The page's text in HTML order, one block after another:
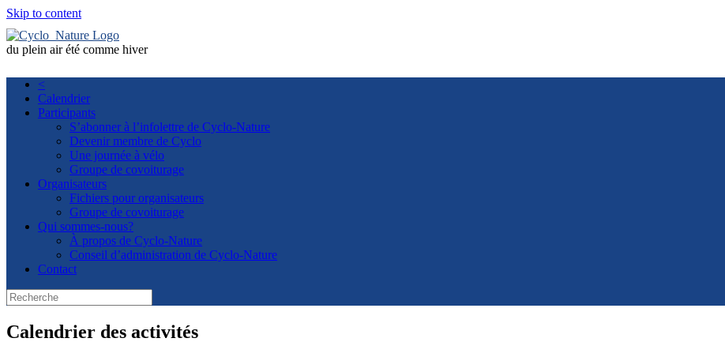
Skip to content
du plein air été comme hiver
<
Calendrier
Participants
S’abonner à l’infolettre de Cyclo-Nature
Devenir membre de Cyclo
Une journée à vélo
Groupe de covoiturage
Organisateurs
Fichiers pour organisateurs
Groupe de covoiturage
Qui sommes-nous?
À propos de Cyclo-Nature
Conseil d’administration de Cyclo-Nature
Contact
Calendrier des activités